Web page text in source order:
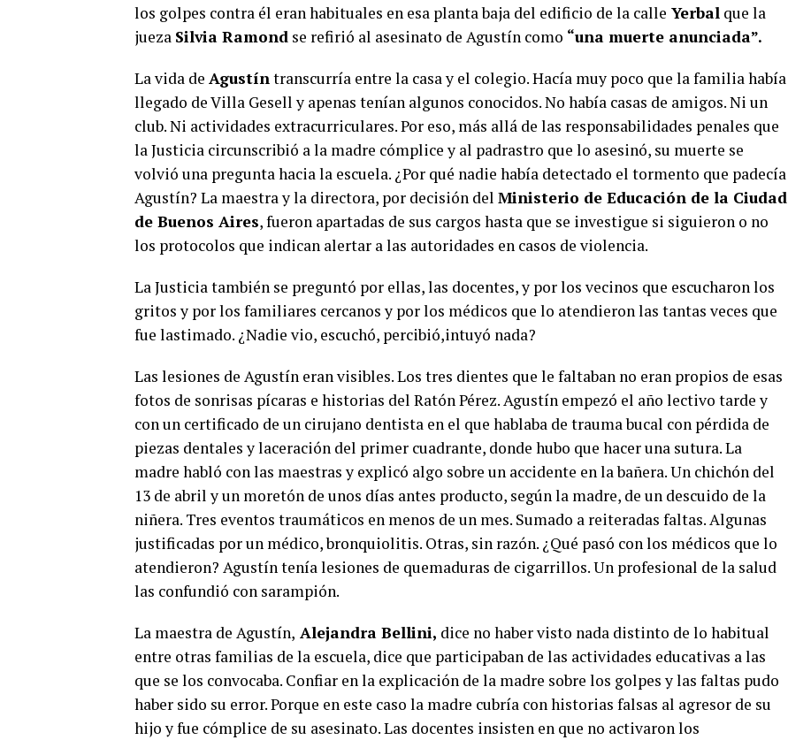
los golpes contra él eran habituales en esa planta baja del edificio de la calle Yerbal que la
jueza Silvia Ramond se refirió al asesinato de Agustín como “una muerte anunciada”.
La vida de Agustíntranscurría entre la casa y el colegio. Hacía muy poco que la familia había
llegado de Villa Gesell y apenas tenían algunos conocidos. No había casas de amigos. Ni un
club. Ni actividades extracurriculares. Por eso, más allá de las responsabilidades penales que
la Justicia circunscribió a la madre cómplice y al padrastro que lo asesinó, su muerte se
volvió una pregunta hacia la escuela. ¿Por qué nadie había detectado el tormento que padecía
Agustín? La maestra y la directora, por decisión del Ministerio de Educación de la Ciudad
de Buenos Aires, fueron apartadas de sus cargos hasta que se investigue si siguieron o no
los protocolos que indican alertar a las autoridades en casos de violencia.
La Justicia también se preguntó por ellas, las docentes, y por los vecinos que escucharon los
gritos y por los familiares cercanos y por los médicos que lo atendieron las tantas veces que
fue lastimado. ¿Nadie vio, escuchó, percibió,intuyó nada?
Las lesiones de Agustín eran visibles. Los tres dientes que le faltaban no eran propios de esas
fotos de sonrisas pícaras e historias del Ratón Pérez. Agustín empezó el año lectivo tarde y
con un certificado de un cirujano dentista en el que hablaba de trauma bucal con pérdida de
piezas dentales y laceración del primer cuadrante, donde hubo que hacer una sutura. La
madre habló con las maestras y explicó algo sobre un accidente en la bañera. Un chichón del
13 de abril y un moretón de unos días antes producto, según la madre, de un descuido de la
niñera. Tres eventos traumáticos en menos de un mes. Sumado a reiteradas faltas. Algunas
justificadas por un médico, bronquiolitis. Otras, sin razón. ¿Qué pasó con los médicos que lo
atendieron? Agustín tenía lesiones de quemaduras de cigarrillos. Un profesional de la salud
las confundió con sarampión.
La maestra de Agustín, Alejandra Bellini, dice no haber visto nada distinto de lo habitual
entre otras familias de la escuela, dice que participaban de las actividades educativas a las
que se los convocaba. Confiar en la explicación de la madre sobre los golpes y las faltas pudo
haber sido su error. Porque en este caso la madre cubría con historias falsas al agresor de su
hijo y fue cómplice de su asesinato. Las docentes insisten en que no activaron los